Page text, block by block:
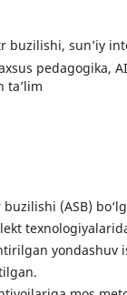
buzilishi, sun’iy
pedagogika,
ta’lim
(ASB)
yondashuv